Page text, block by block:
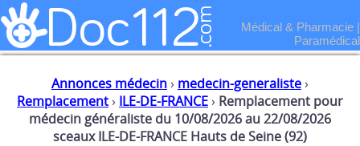
Médical & Pharmacie |
Paramédical
Annonces médecin› medecin-generaliste›
Remplacement› ILE-DE-FRANCE› Remplacement pour
médecin généraliste du 10/08/2026 au 22/08/2026
sceaux ILE-DE-FRANCE Hauts de Seine (92)